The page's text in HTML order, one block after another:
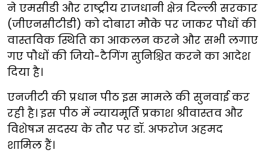
ने एमसीडी और राष्ट्रीय राजधानी क्षेत्र दिल्ली सरकार
(जीएनसीटीडी) को दोबारा मौके पर जाकर पौधों की
वास्तविक स्थिति का आकलन करने और सभी लगाए
गए पौधों की जियो-टैगिंग सुनिश्चित करने का आदेश
दिया है।
एनजीटी की प्रधान पीठ इस मामले की सुनवाई कर
रही है। इस पीठ में न्यायमूर्ति प्रकाश श्रीवास्तव और
विशेषज्ञ सदस्य के तौर पर डॉ. अफरोज अहमद
शामिल हैं।